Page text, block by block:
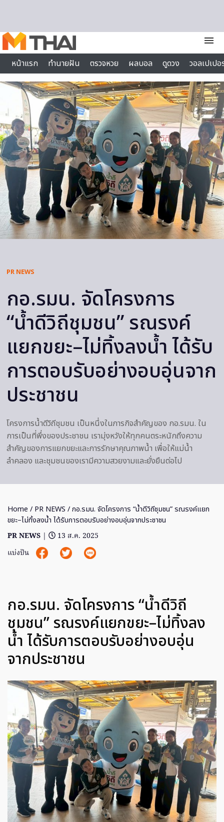
menu
หน้าแรก
ทำนายฝัน ตรวจหวย ผลบอล ดูดวง
วอลเปเป
ไลฟ์สไตล์
PR NEWS
กอ.รมน. จัดโครงการ
“น้ำดีวิถีชุมชน” รณรงค์
แยกขยะ–ไม่ทิ้งลงน้ำ ได้รับ
การตอบรับอย่างอบอุ่นจาก
ประชาชน
โครงการน้ำดีวิถีชุมชน เป็นหนึ่งในภารกิจสำคัญของ กอ.รมน. ใน
การเป็นที่พึ่งของประชาชน เรามุ่งหวังให้ทุกคนตระหนักถึงความ
สำคัญของการแยกขยะและการรักษาคุณภาพน้ำ เพื่อให้แม่น้ำ
ลำคลอง และชุมชนของเรามีความสวยงามและยั่งยืนต่อไป
Home / PR NEWS / กอ.รมน. จัดโครงการ “น้ำดีวิถีชุมชน” รณรงค์แยก
ขยะ–ไม่ทิ้งลงน้ำ ได้รับการตอบรับอย่างอบอุ่นจากประชาชน
PR NEWS |
13 ส.ค. 2025
แบ่งปัน
กอ.รมน. จัดโครงการ “น้ำดีวิถี
ชุมชน” รณรงค์แยกขยะ–ไม่ทิ้งลง
น้ำ ได้รับการตอบรับอย่างอบอุ่น
จากประชาชน